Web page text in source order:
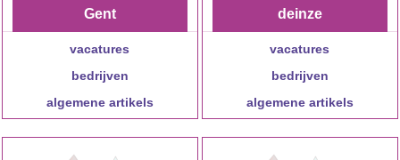
Gent
vacatures
bedrijven
algemene artikels
deinze
vacatures
bedrijven
algemene artikels